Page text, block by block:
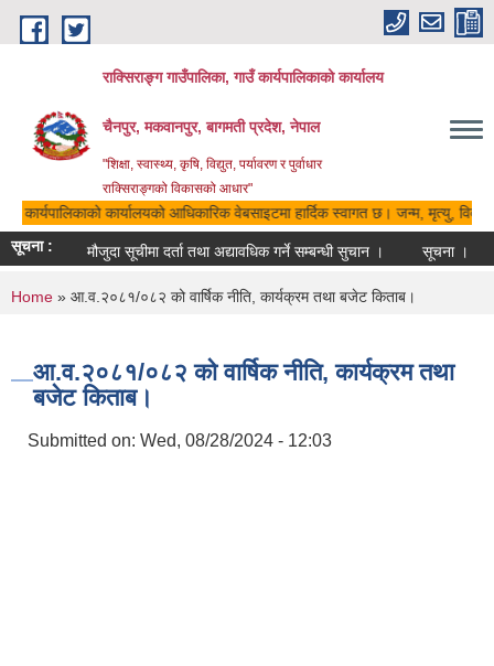
Skip to main content
राक्सिराङ्ग गाउँपालिका, गाउँ कार्यपालिकाको कार्यालय
चैनपुर, मकवानपुर, बागमती प्रदेश, नेपाल
"शिक्षा, स्वास्थ्य, कृषि, विद्युत, पर्यावरण र पुर्वाधार
राक्सिराङ्गको विकासको आधार"
कार्यपालिकाको कार्यालयको आधिकारिक वेबसाइटमा हार्दिक स्वागत छ। जन्म, मृत्यु,
सूचना :
मौजुदा सूचीमा दर्ता तथा अद्यावधिक गर्ने सम्बन्धी सुचान । सूचना ।
You are here
Home » आ.व.२०८१/०८२ को वार्षिक नीति, कार्यक्रम तथा बजेट किताब।
आ.व.२०८१/०८२ को वार्षिक नीति, कार्यक्रम तथा
बजेट किताब।
Submitted on: Wed, 08/28/2024 - 12:03